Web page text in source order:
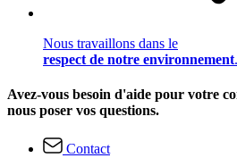
Nous travaillons dans le
respect de notre environnement.
Avez-vous besoin d'aide pour votre
nous poser vos questions.
Contact